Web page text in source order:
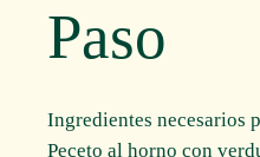
Paso
Ingredientes necesarios
Peceto al horno con